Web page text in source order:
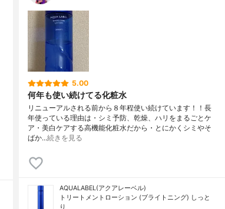
5.00
何年も使い続けてる化粧水
リニューアルされる前から８年程使い続けています！！長
年使っている理由は・シミ予防、乾燥、ハリをまるごとケ
ア・美白ケアする高機能化粧水だから・とにかくシミやそ
ばか…続きを見る
AQUALABEL(アクアレーベル)
トリートメントローション (ブライトニング) しっと
り